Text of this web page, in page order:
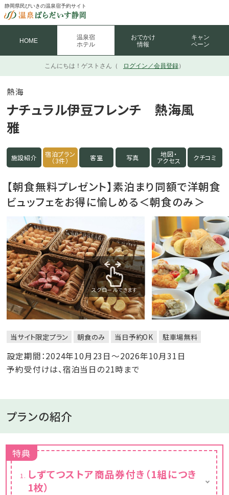
静岡県民びいきの温泉宿予約サイト
HOME
温泉宿
ホテル
おでかけ
情報
キャン
ペーン
こんにちは！ ゲストさん（ ログイン／会員登録）
熱海
ナチュラル伊豆フレンチ 熱海風
雅
施設紹介 宿泊プラン
（3件） 客室 写真 地図・
アクセス クチコミ
【朝食無料プレゼント】素泊まり同額で洋朝食
ビュッフェをお得に愉しめる＜朝食のみ＞
スクロールできます
当サイト限定プラン 朝食のみ 当日予約OK 駐車場無料
設定期間：2024年10月23日～2026年10月31日
予約受付けは、宿泊当日の21時まで
プランの紹介
特典
しずてつストア商品券付き（1組につき
1枚）